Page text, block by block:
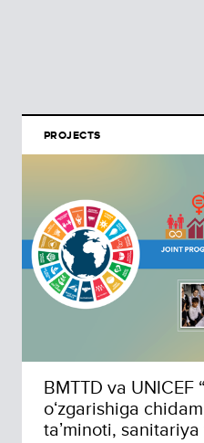
PROJECTS
BMTTD va
oʻzgarishiga
taʼminoti,